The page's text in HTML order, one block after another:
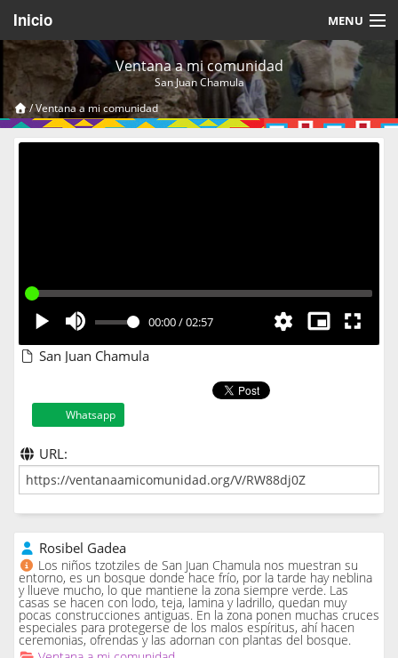
Inicio MENU
Acerca de
Videos Temáticos
Cerrar Sesión
Ventana a mi comunidad
San Juan Chamula
/Ventana a mi comunidad
00:00/02:57
San Juan Chamula
Whatsapp
URL:
Rosibel Gadea
Los niños tzotziles de San Juan Chamula nos muestran su
entorno, es un bosque donde hace frío, por la tarde hay neblina
y llueve mucho, lo que mantiene la zona siempre verde. Las
casas se hacen con lodo, teja, lamina y ladrillo, quedan muy
pocas construcciones antiguas. En la zona ponen muchas cruces
especiales para protegerse de los malos espíritus, ahí hacen
ceremonias, ofrendas y las adornan con plantas del bosque.